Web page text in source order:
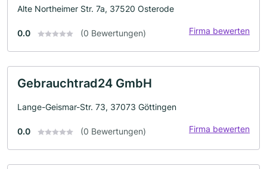
Alte Northeimer Str. 7a, 37520 Osterode
0.0 (0 Bewertungen) Firma bewerten
Gebrauchtrad24 GmbH
Lange-Geismar-Str. 73, 37073 Göttingen
0.0 (0 Bewertungen) Firma bewerten